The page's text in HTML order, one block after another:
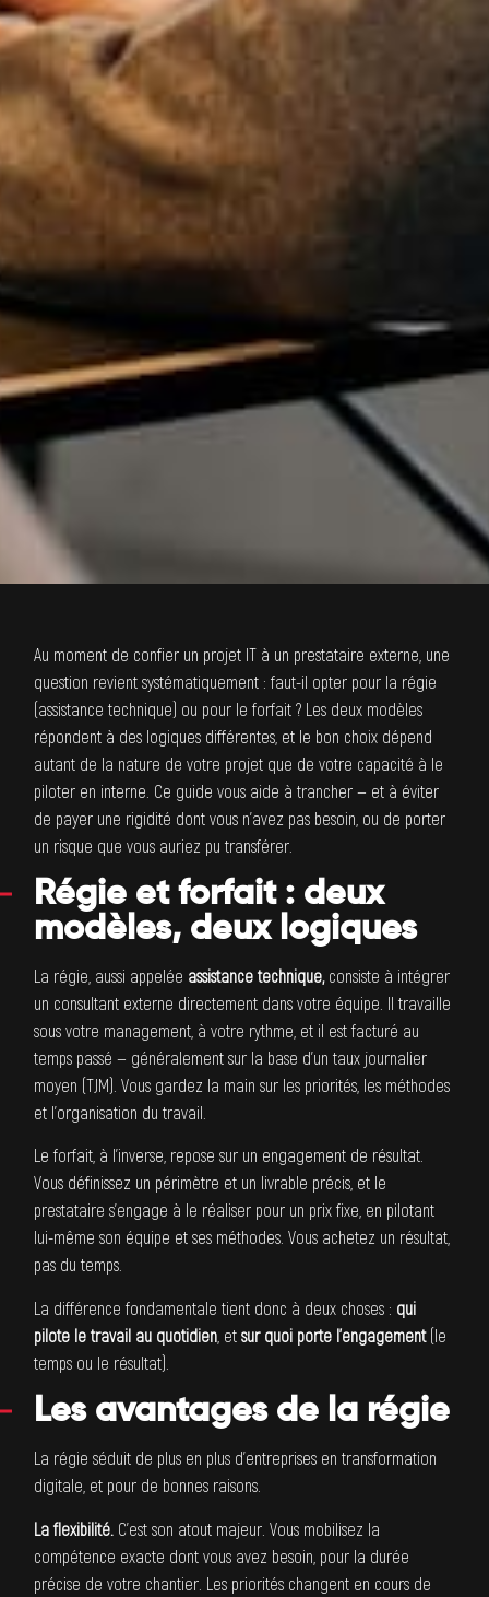
Au moment de confier un projet IT à un prestataire externe, une
question revient systématiquement : faut-il opter pour la régie
(assistance technique) ou pour le forfait ? Les deux modèles
répondent à des logiques différentes, et le bon choix dépend
autant de la nature de votre projet que de votre capacité à le
piloter en interne. Ce guide vous aide à trancher — et à éviter
de payer une rigidité dont vous n’avez pas besoin, ou de porter
un risque que vous auriez pu transférer.
Régie et forfait : deux
modèles, deux logiques
La régie, aussi appelée assistance technique,consiste à intégrer
un consultant externe directement dans votre équipe. Il travaille
sous votre management, à votre rythme, et il est facturé au
temps passé — généralement sur la base d’un taux journalier
moyen (TJM). Vous gardez la main sur les priorités, les méthodes
et l’organisation du travail.
Le forfait, à l’inverse, repose sur un engagement de résultat.
Vous définissez un périmètre et un livrable précis, et le
prestataire s’engage à le réaliser pour un prix fixe, en pilotant
lui-même son équipe et ses méthodes. Vous achetez un résultat,
pas du temps.
La différence fondamentale tient donc à deux choses : qui
pilote le travail au quotidien, etsur quoi porte l’engagement(le
temps ou le résultat).
Les avantages de la régie
La régie séduit de plus en plus d’entreprises en transformation
digitale, et pour de bonnes raisons.
La flexibilité. C’est son atout majeur. Vous mobilisez la
compétence exacte dont vous avez besoin, pour la durée
précise de votre chantier. Les priorités changent en cours de